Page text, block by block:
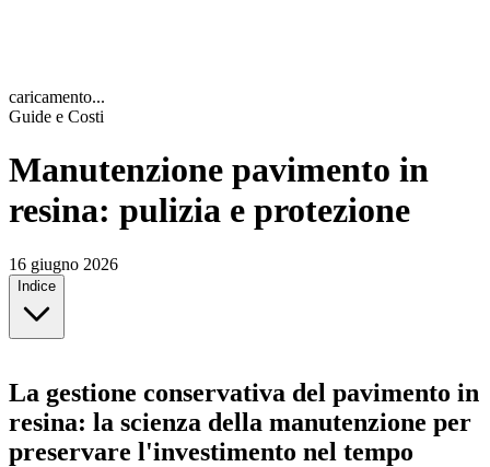
caricamento...
Guide e Costi
Manutenzione pavimento in
resina: pulizia e protezione
16 giugno 2026
Indice
La gestione conservativa del pavimento in
resina: la scienza della manutenzione per
preservare l'investimento nel tempo